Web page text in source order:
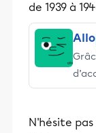
de 1939 à
N'hésite